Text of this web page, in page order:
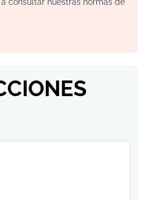
consultar nuestras normas de